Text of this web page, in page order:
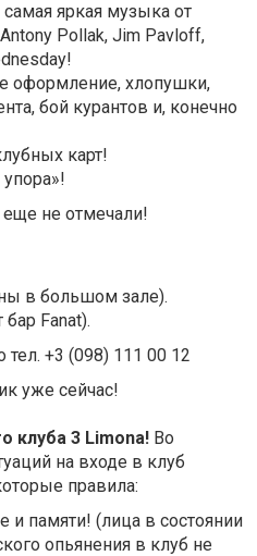
самая яркая музыка от
Pollak, Jim Pavloff,
оформление, хлопушки,
бой курантов и, конечно
карт!
не отмечали!
в большом зале).
бар Fanat).
тел. +3 (098) 111 00 12
уже сейчас!
клуба 3 Limona! Во
на входе в клуб
правила:
и памяти! (лица в состоянии
опьянения в клуб не